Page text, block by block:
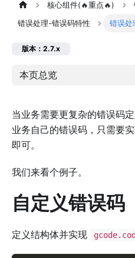
核心组件(🔥重点🔥)
错误处理-错误码特性 错误处
版本：2.7.x
本页总览
当业务需要更复杂的错误码
业务自己的错误码，只需要
即可。
我们来看个例子。
自定义错误码
定义结构体并实现